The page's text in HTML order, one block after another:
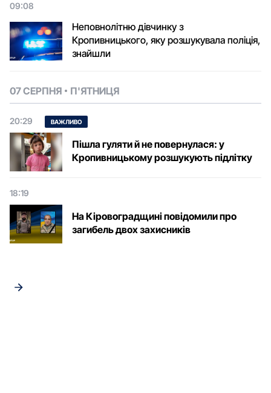
09:08
Неповнолітню дівчинку з
Кропивницького, яку розшукувала поліція,
знайшли
07 СЕРПНЯ П'ЯТНИЦЯ
20:29 ВАЖЛИВО
Пішла гуляти й не повернулася: у
Кропивницькому розшукують підлітку
18:19
На Кіровоградщині повідомили про
загибель двох захисників